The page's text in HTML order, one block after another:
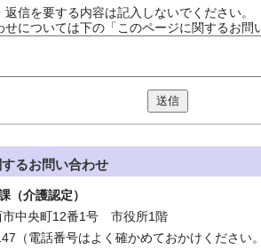
信を要する内容は記入しないでください。
については下の「このページに関するお問
送信
るお問い合わせ
介護認定）
中央町12番1号 市役所1階
（電話番号はよく確かめておかけください。